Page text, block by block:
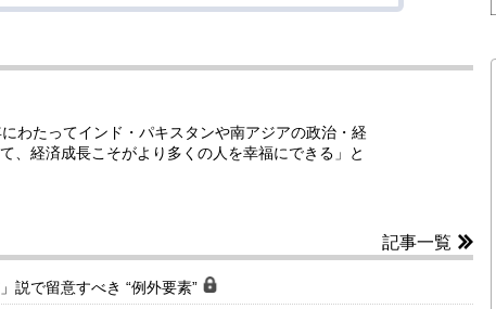
わたってインド・パキスタンや南アジアの政治・経
、経済成長こそがより多くの人を幸福にできる」と
記事一覧
説で留意すべき “例外要素”